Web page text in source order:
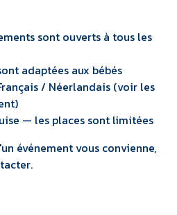
sont ouverts à tous les
adaptées aux bébés
/ Néerlandais (voir les
— les places sont limitées
événement vous convienne,